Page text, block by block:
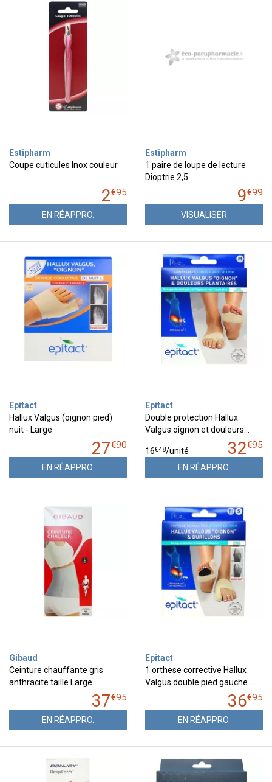
Estipharm
Coupe cuticules Inox couleur
2€95
EN RÉAPPRO.
Estipharm
1 paire de loupe de lecture
Dioptrie 2,5
9€99
VISUALISER
Epitact
Hallux Valgus (oignon pied)
nuit - Large
27€90
EN RÉAPPRO.
Epitact
Double protection Hallux
Valgus oignon et douleurs…
32€95
16€48/unité
EN RÉAPPRO.
Gibaud
Ceinture chauffante gris
anthracite taille Large…
37€95
EN RÉAPPRO.
Epitact
1 orthese corrective Hallux
Valgus double pied gauche…
36€95
EN RÉAPPRO.